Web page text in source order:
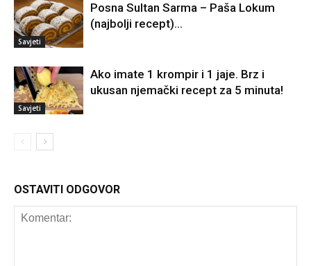
Savjeti
Posna Sultan Sarma – Paša Lokum
(najbolji recept)…
Savjeti
Ako imate 1 krompir i 1 jaje. Brz i
ukusan njemački recept za 5 minuta!
OSTAVITI ODGOVOR